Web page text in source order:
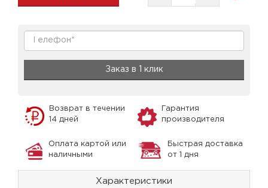
Заказ в 1 клик
Возврат в течении
14 дней
Гарантия
производителя
Оплата картой или
наличными
Быстрая доставка
от 1 дня
Характеристики